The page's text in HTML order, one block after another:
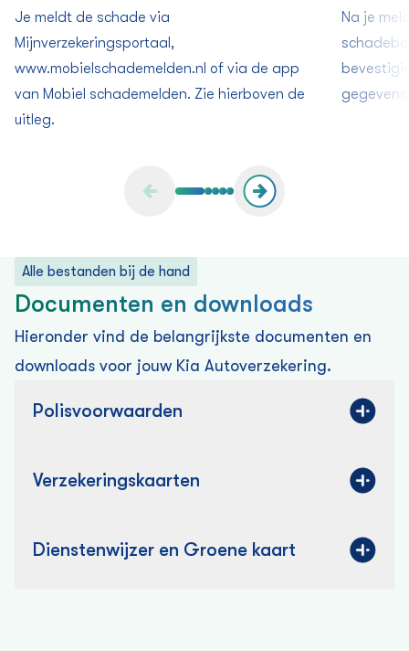
Je meldt de schade via
Mijnverzekeringsportaal,
www.mobielschademelden.nl of via de app
van Mobiel schademelden. Zie hierboven de
uitleg.
Na je
Alle bestanden bij de hand
Documenten en downloads
Hieronder vind de belangrijkste documenten en
downloads voor jouw Kia Auto­verzekering.
Polisvoorwaarden
Verzekering­skaarten
Dienstenwijzer en Groene kaart